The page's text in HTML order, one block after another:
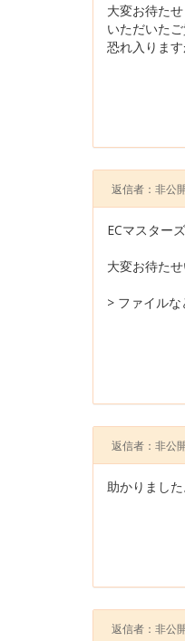
大変お待たせ
いただいた
恐れ入りま
返信者：非公
ECマスター
大変お待た
> ファイル
返信者：非公
助かりまし
返信者：非公